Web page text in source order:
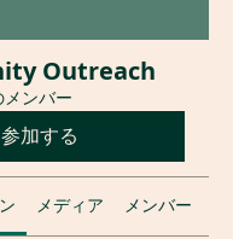
Outreach
メンバー
参加する
メディア メンバー